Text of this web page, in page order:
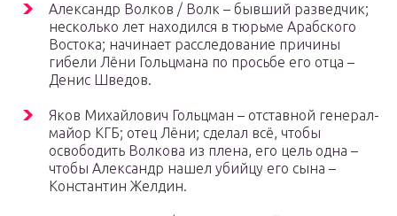
Александр Волков / Волк – бывший разведчик;
несколько лет находился в тюрьме Арабского
Востока; начинает расследование причины
гибели Лёни Гольцмана по просьбе его отца –
Денис Шведов.
Яков Михайлович Гольцман – отставной генерал-
майор КГБ; отец Лёни; сделал всё, чтобы
освободить Волкова из плена, его цель одна –
чтобы Александр нашел убийцу его сына –
Константин Желдин.